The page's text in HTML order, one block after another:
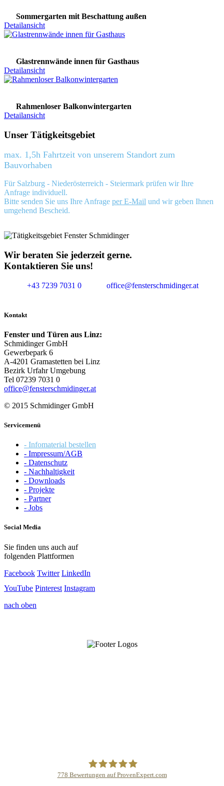
Sommergarten mit Beschattung außen
Detailansicht
Glastrennwände innen für Gasthaus
Detailansicht
Rahmenloser Balkonwintergarten
Detailansicht
Unser Tätigkeitsgebiet
max. 1,5h Fahrtzeit von unserem Standort zum
Bauvorhaben
Für Salzburg - Niederösterreich - Steiermark prüfen wir Ihre
Anfrage individuell.
Bitte senden Sie uns Ihre Anfrage per E-Mail und wir geben Ihnen
umgehend Bescheid.
Wir beraten Sie jederzeit gerne.
Kontaktieren Sie uns!
+43 7239 7031 0 office@fensterschmidinger.at
Kontakt
Fenster und Türen aus Linz:
Schmidinger GmbH
Gewerbepark 6
A-4201 Gramastetten bei Linz
Bezirk Urfahr Umgebung
Tel 07239 7031 0
office@fensterschmidinger.at
© 2015 Schmidinger GmbH
Servicemenü
- Infomaterial bestellen
- Impressum/AGB
- Datenschutz
- Nachhaltigkeit
- Downloads
- Projekte
- Partner
- Jobs
Social Media
Sie finden uns auch auf
folgenden Plattformen
Facebook Twitter LinkedIn
YouTube Pinterest Instagram
nach oben
778 Bewertungen auf ProvenExpert.com